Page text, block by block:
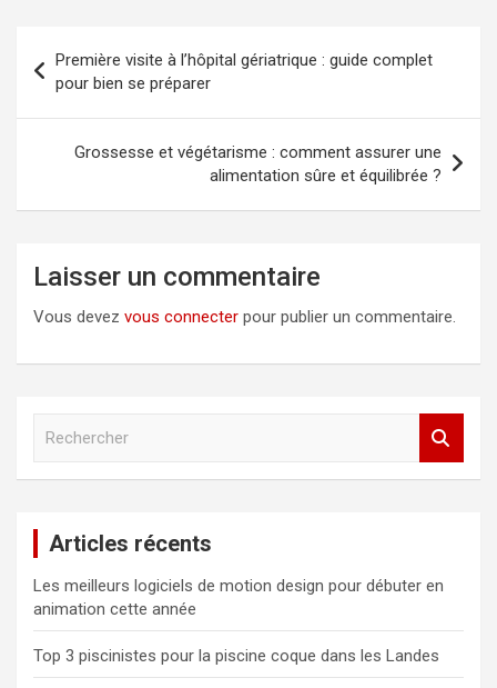
de
l’article
Première visite à l’hôpital gériatrique : guide complet
pour bien se préparer
Grossesse et végétarisme : comment assurer une
alimentation sûre et équilibrée ?
Laisser un commentaire
Vous devez vous connecter pour publier un commentaire.
c
h
e
r
Articles récents
Les meilleurs logiciels de motion design pour débuter en
animation cette année
Top 3 piscinistes pour la piscine coque dans les Landes